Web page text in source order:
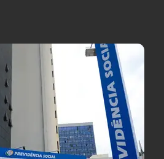
Meio Ambiente
Podcast
Política
Saúde
Tempo